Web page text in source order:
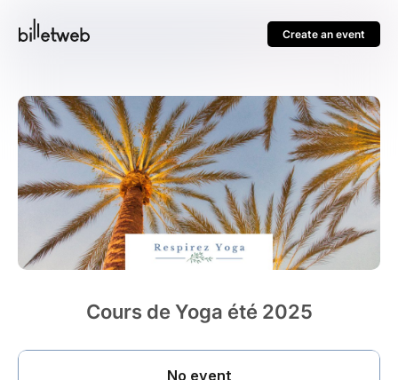
Create an event
Cours de Yoga été 2025